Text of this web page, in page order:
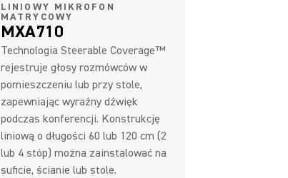
LINIOWY MIKROFON
MATRYCOWY
MXA710
Technologia Steerable Coverage™
rejestruje głosy rozmówców w
pomieszczeniu lub przy stole,
zapewniając wyraźny dźwięk
podczas konferencji. Konstrukcję
liniową o długości 60 lub 120 cm (2
lub 4 stóp) można zainstalować na
suficie, ścianie lub stole.